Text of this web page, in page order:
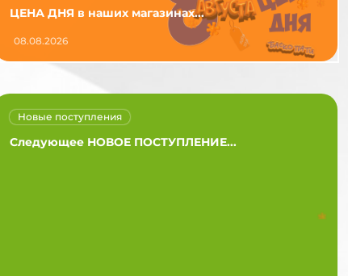
ЦЕНА ДНЯ в наших магазинах...
08.08.2026
Следующее НОВОЕ ПОСТУПЛЕНИЕ...
Новые поступления